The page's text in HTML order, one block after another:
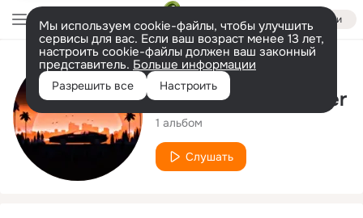
Войти
Мы используем cookie-файлы, чтобы улучшить
сервисы для вас. Если ваш возраст менее 13 лет,
настроить cookie-файлы должен ваш законный
представитель. Больше информации
Разрешить все Настроить
Исполнитель
Tomorrow's Weather
1 альбом
Слушать